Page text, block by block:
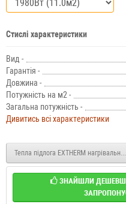
Стислі характеристики
Вид -
Гарантія -
Довжина -
Потужність на м2 -
Загальна потужність -
Дивитись всі характеристики
Тепла підлога EXTHERM
ЗНАЙШЛИ